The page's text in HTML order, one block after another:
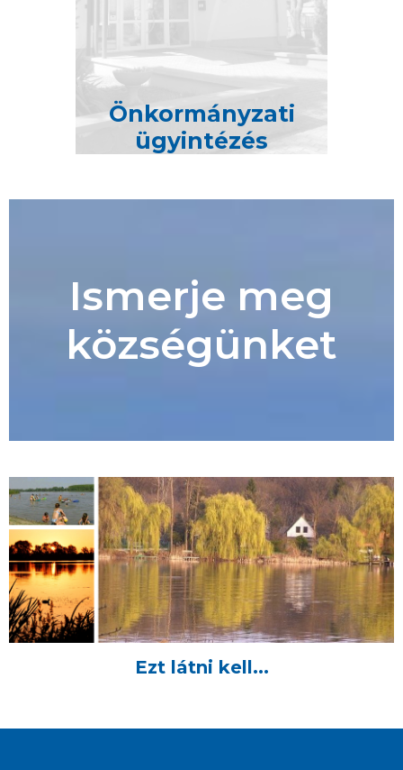
Önkormányzati
ügyintézés
Ismerje meg
községünket
Ezt látni kell...